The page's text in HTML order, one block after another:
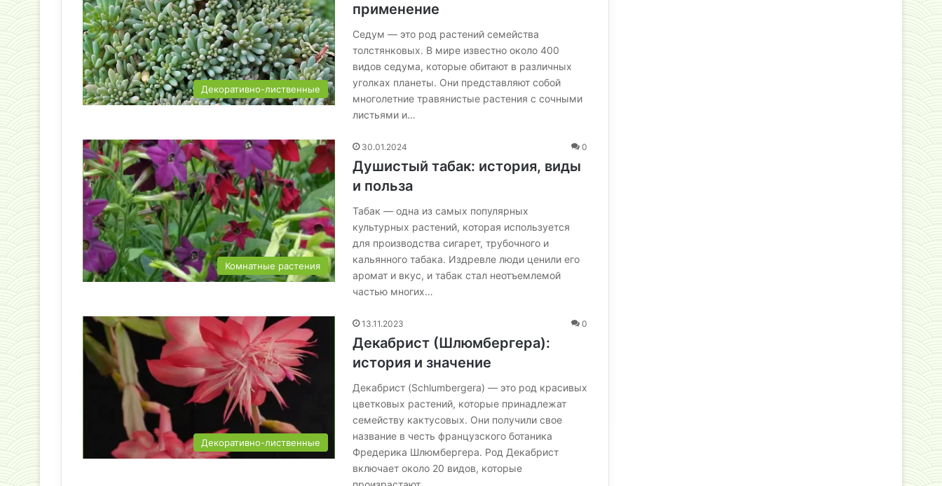
Декоративно-лиственные
применение
Седум — это род растений семейства
толстянковых. В мире известно около 400
видов седума, которые обитают в различных
уголках планеты. Они представляют собой
многолетние травянистые растения с сочными
листьями и…
Комнатные растения
30.01.2024 0
Душистый табак: история, виды
и польза
Табак — одна из самых популярных
культурных растений, которая используется
для производства сигарет, трубочного и
кальянного табака. Издревле люди ценили его
аромат и вкус, и табак стал неотъемлемой
частью многих…
Декоративно-лиственные
13.11.2023 0
Декабрист (Шлюмбергера):
история и значение
Декабрист (Schlumbergera) — это род красивых
цветковых растений, которые принадлежат
семейству кактусовых. Они получили свое
название в честь французского ботаника
Фредерика Шлюмбергера. Род Декабрист
включает около 20 видов, которые